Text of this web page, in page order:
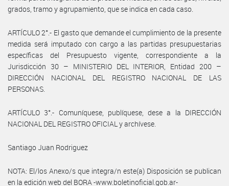
grados, tramo y agrupamiento, que se indica en cada caso.
ARTÍCULO 2°.- El gasto que demande el cumplimiento de la presente
medida será imputado con cargo a las partidas presupuestarias
específicas del Presupuesto vigente, correspondiente a la
Jurisdicción 30 – MINISTERIO DEL INTERIOR, Entidad 200 –
DIRECCIÓN NACIONAL DEL REGISTRO NACIONAL DE LAS
PERSONAS.
ARTÍCULO 3°.- Comuníquese, publíquese, dese a la DIRECCIÓN
NACIONAL DEL REGISTRO OFICIAL y archívese.
Santiago Juan Rodriguez
NOTA: El/los Anexo/s que integra/n este(a) Disposición se publican
en la edición web del BORA -www.boletinoficial.gob.ar-